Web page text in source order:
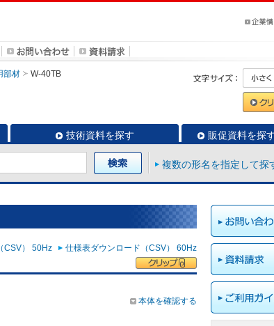
部材 W-40TB
技術資料を探す 販促資料を探
複数の形名を指定して探
CSV） 50Hz 仕様表ダウンロード（CSV） 60Hz
本体を確認する